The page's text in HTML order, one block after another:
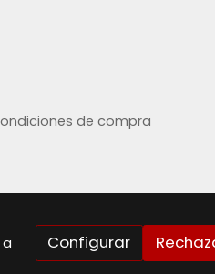
de compra
Configurar